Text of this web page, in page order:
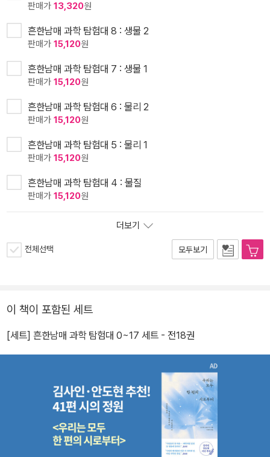
판매가 13,320원
흔한남매 과학 탐험대 8 : 생물 2
판매가 15,120원
흔한남매 과학 탐험대 7 : 생물 1
판매가 15,120원
흔한남매 과학 탐험대 6 : 물리 2
판매가 15,120원
흔한남매 과학 탐험대 5 : 물리 1
판매가 15,120원
흔한남매 과학 탐험대 4 : 물질
판매가 15,120원
더보기
전체선택 모두보기
이 책이 포함된 세트
[세트] 흔한남매 과학 탐험대 0~17 세트 - 전18권